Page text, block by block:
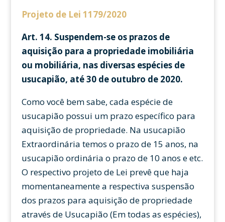
Projeto de Lei 1179/2020
Art. 14. Suspendem-se os prazos de
aquisição para a propriedade imobiliária
ou mobiliária, nas diversas espécies de
usucapião, até 30 de outubro de 2020.
Como você bem sabe, cada espécie de
usucapião possui um prazo específico para
aquisição de propriedade. Na usucapião
Extraordinária temos o prazo de 15 anos, na
usucapião ordinária o prazo de 10 anos e etc.
O respectivo projeto de Lei prevê que haja
momentaneamente a respectiva suspensão
dos prazos para aquisição de propriedade
através de Usucapião (Em todas as espécies),